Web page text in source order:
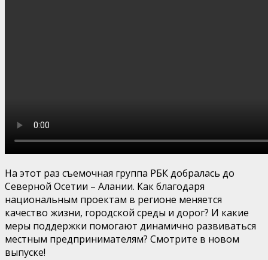
На этот раз съемочная группа РБК добралась до
Северной Осетии – Алании. Как благодаря
национальным проектам в регионе меняется
качество жизни, городской среды и дорог? И какие
меры поддержки помогают динамично развиваться
местным предпринимателям? Смотрите в новом
выпуске!